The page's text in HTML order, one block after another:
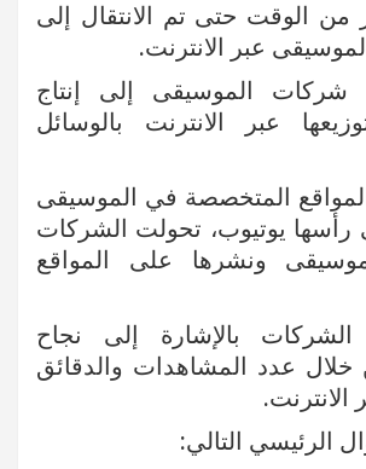
الوقت حتى تم الانتقال إلى
عبر الانترنت.
شركات الموسيقى إلى إنتاج
عبر الانترنت بالوسائل
المتخصصة في الموسيقى
رأسها يوتيوب، تحولت الشركات
ونشرها على المواقع
بالإشارة إلى نجاح
عدد المشاهدات والدقائق
الانترنت.
الرئيسي التالي: